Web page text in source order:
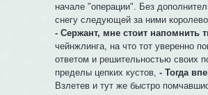
начале "операции". Без
снегу следующей за ними
- Сержант, мне стоит напомнить
чейнжлинга, на что тот уверенно
ответом и решительностью своих
пределы цепких кустов,- Тогда
Взлетев и тут же быстро